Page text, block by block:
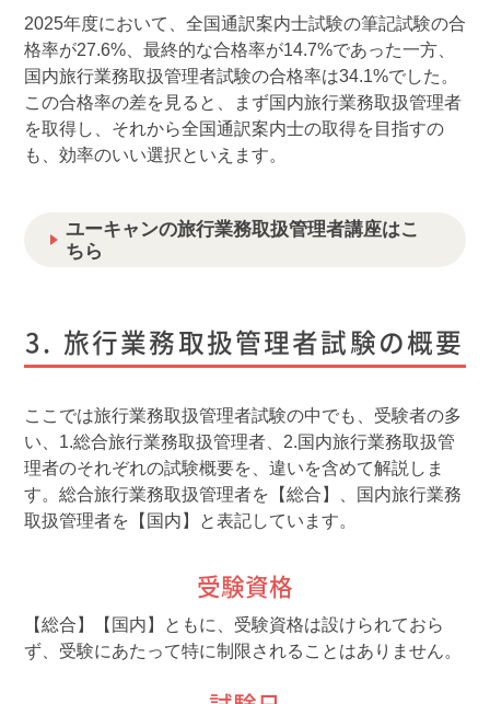
2025年度において、全国通訳案内士試験の筆記試験の合
格率が27.6%、最終的な合格率が14.7%であった一方、
国内旅行業務取扱管理者試験の合格率は34.1%でした。
この合格率の差を見ると、まず国内旅行業務取扱管理者
を取得し、それから全国通訳案内士の取得を目指すの
も、効率のいい選択といえます。
ユーキャンの旅行業務取扱管理者講座はこ
ちら
旅行業務取扱管理者試験の概要
ここでは旅行業務取扱管理者試験の中でも、受験者の多
い、1.総合旅行業務取扱管理者、2.国内旅行業務取扱管
理者のそれぞれの試験概要を、違いを含めて解説しま
す。総合旅行業務取扱管理者を【総合】、国内旅行業務
取扱管理者を【国内】と表記しています。
受験資格
【総合】【国内】ともに、受験資格は設けられておら
ず、受験にあたって特に制限されることはありません。